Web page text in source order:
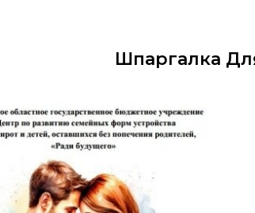
Шпаргалка